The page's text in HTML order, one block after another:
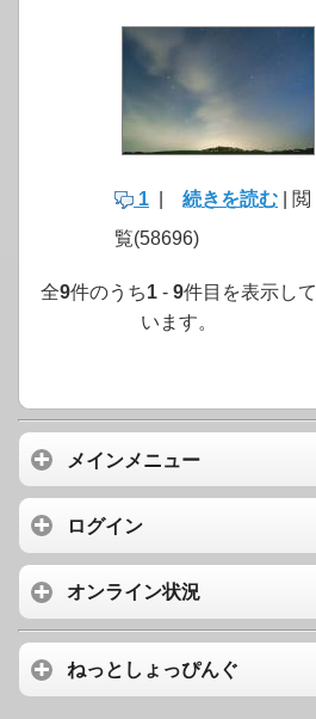
1 続きを読む | 閲
覧(58696)
全9件のうち1 - 9件目を表示して
います。
メインメニュー
ログイン
オンライン状況
ねっとしょっぴんぐ